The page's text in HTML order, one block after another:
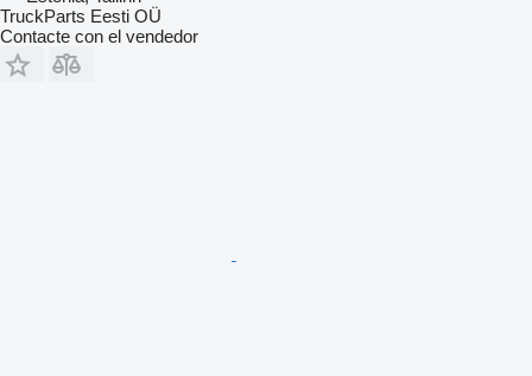
TruckParts Eesti OÜ
Contacte con el vendedor